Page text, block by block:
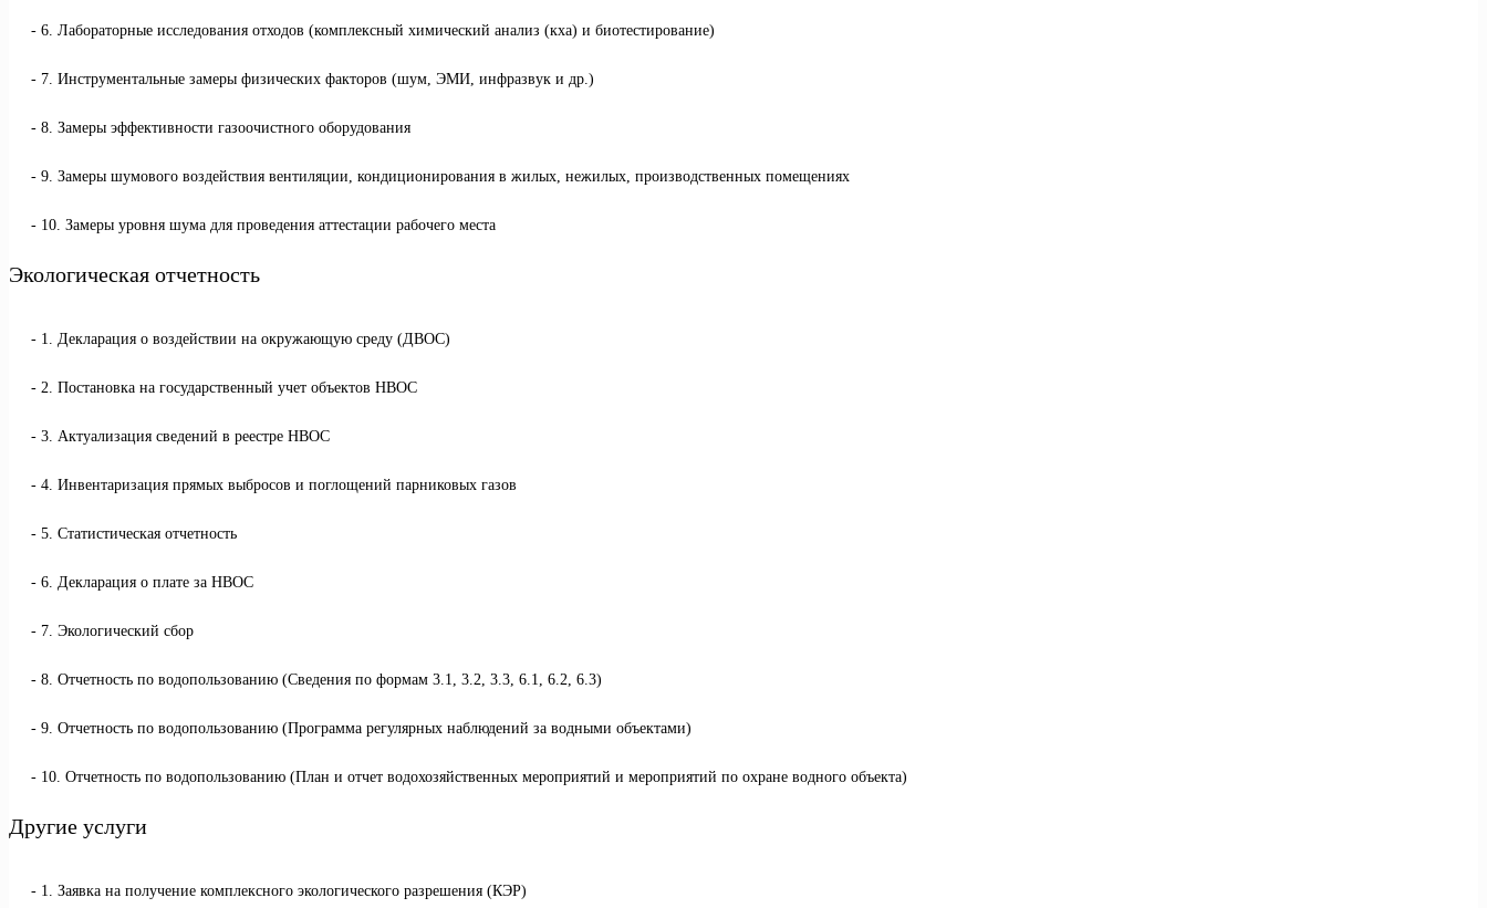
6. Лабораторные исследования отходов (комплексный химический анализ (кха) и биотестирование)
7. Инструментальные замеры физических факторов (шум, ЭМИ, инфразвук и др.)
8. Замеры эффективности газоочистного оборудования
9. Замеры шумового воздействия вентиляции, кондиционирования в жилых, нежилых, производственных помещениях
10. Замеры уровня шума для проведения аттестации рабочего места
Экологическая отчетность
1. Декларация о воздействии на окружающую среду (ДВОС)
2. Постановка на государственный учет объектов НВОС
3. Актуализация сведений в реестре НВОС
4. Инвентаризация прямых выбросов и поглощений парниковых газов
5. Статистическая отчетность
6. Декларация о плате за НВОС
7. Экологический сбор
8. Отчетность по водопользованию (Сведения по формам 3.1, 3.2, 3.3, 6.1, 6.2, 6.3)
9. Отчетность по водопользованию (Программа регулярных наблюдений за водными объектами)
10. Отчетность по водопользованию (План и отчет водохозяйственных мероприятий и мероприятий по охране водного объекта)
Другие услуги
1. Заявка на получение комплексного экологического разрешения (КЭР)